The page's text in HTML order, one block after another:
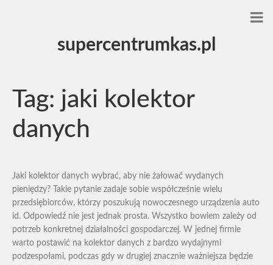
supercentrumkas.pl
Tag: jaki kolektor
danych
Jaki kolektor danych wybrać, aby nie żałować wydanych
pieniędzy? Takie pytanie zadaje sobie współcześnie wielu
przedsiębiorców, którzy poszukują nowoczesnego urządzenia auto
id. Odpowiedź nie jest jednak prosta. Wszystko bowiem zależy od
potrzeb konkretnej działalności gospodarczej. W jednej firmie
warto postawić na kolektor danych z bardzo wydajnymi
podzespołami, podczas gdy w drugiej znacznie ważniejsza będzie